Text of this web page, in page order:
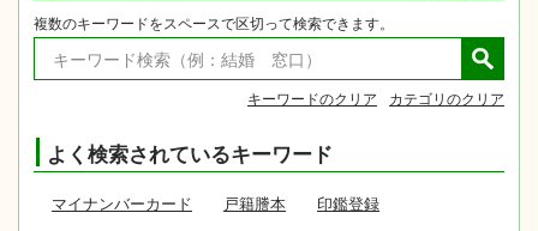
複数のキーワードをスペースで区切って検索できます。
キーワードのクリア カテゴリのクリア
よく検索されているキーワード
マイナンバーカード 戸籍謄本
印鑑登録